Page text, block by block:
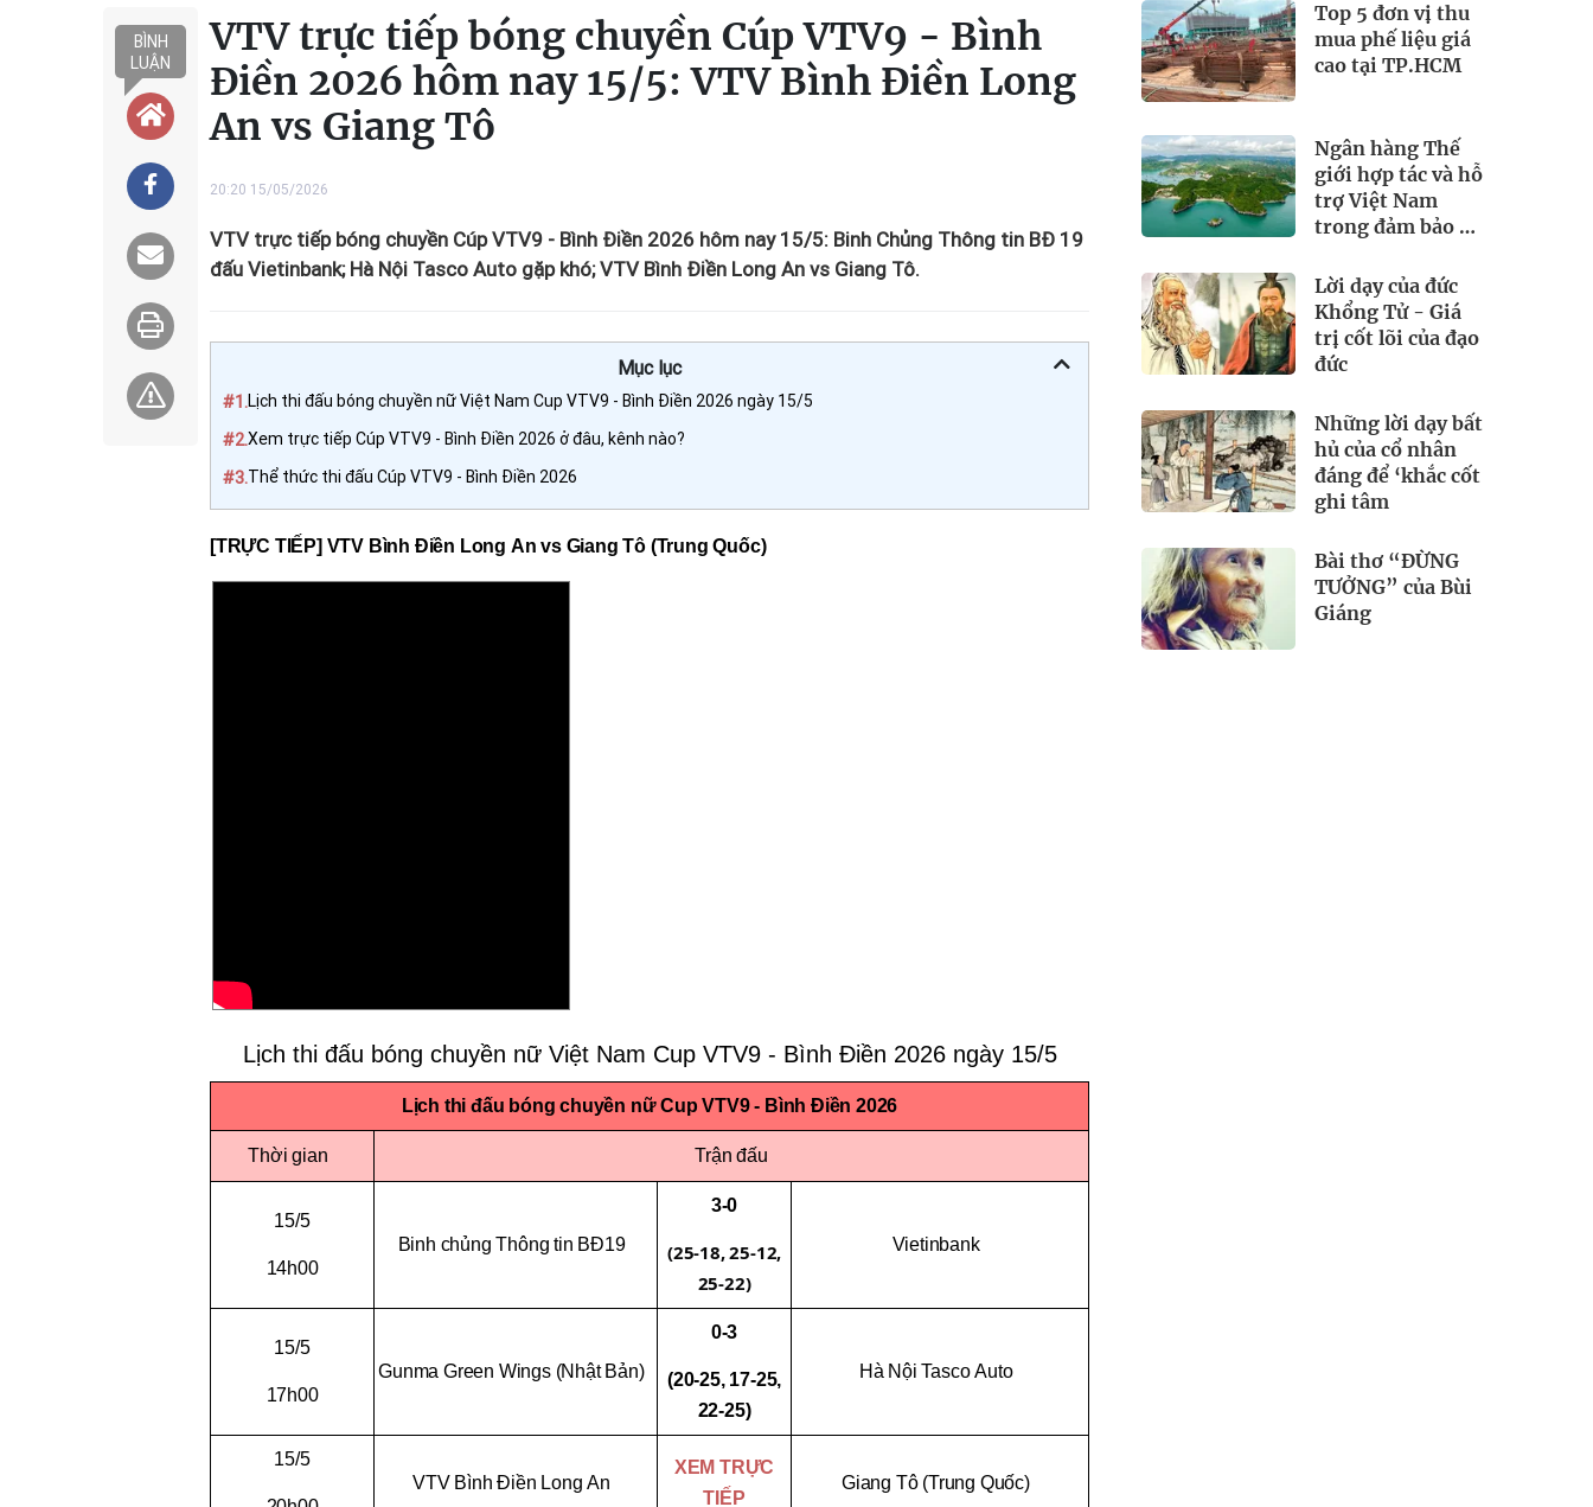
BÌNH
LUẬN
VTV trực tiếp bóng chuyền Cúp VTV9 - Bình
Điền 2026 hôm nay 15/5: VTV Bình Điền Long
An vs Giang Tô
20:20 15/05/2026
VTV trực tiếp bóng chuyền Cúp VTV9 - Bình Điền 2026 hôm nay 15/5: Binh Chủng Thông tin BĐ 19
đấu Vietinbank; Hà Nội Tasco Auto gặp khó; VTV Bình Điền Long An vs Giang Tô.
Mục lục
#1.Lịch thi đấu bóng chuyền nữ Việt Nam Cup VTV9 - Bình Điền 2026 ngày 15/5
#2.Xem trực tiếp Cúp VTV9 - Bình Điền 2026 ở đâu, kênh nào?
#3.Thể thức thi đấu Cúp VTV9 - Bình Điền 2026
[TRỰC TIẾP] VTV Bình Điền Long An vs Giang Tô (Trung Quốc)
Lịch thi đấu bóng chuyền nữ Việt Nam Cup VTV9 - Bình Điền 2026 ngày 15/5
Lịch thi đấu bóng chuyền nữ Cup VTV9 - Bình Điền 2026
Thời gian Trận đấu
15/5
14h00
Binh chủng Thông tin BĐ19
3-0
(25-18, 25-12,
25-22)
Vietinbank
15/5
17h00
Gunma Green Wings (Nhật Bản)
0-3
(20-25, 17-25,
22-25)
Hà Nội Tasco Auto
15/5
VTV Bình Điền Long An
XEM TRỰC
TIẾP
Giang Tô (Trung Quốc)
Top 5 đơn vị thu
mua phế liệu giá
cao tại TP.HCM
Ngân hàng Thế
giới hợp tác và hỗ
trợ Việt Nam
trong đảm bảo an
Lời dạy của đức
Khổng Tử - Giá
trị cốt lõi của đạo
đức
Những lời dạy bất
hủ của cổ nhân
đáng để ‘khắc cốt
ghi tâm
Bài thơ “ĐỪNG
TƯỞNG” của Bùi
Giáng